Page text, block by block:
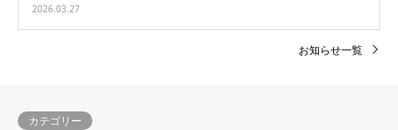
2026.03.27
お知らせ一覧
カテゴリー